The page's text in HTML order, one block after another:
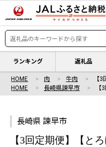
ランキング 返礼品
HOME 肉 牛肉
【
HOME
長崎県諫早市
長崎県 諫早市
【3回定期便】【と